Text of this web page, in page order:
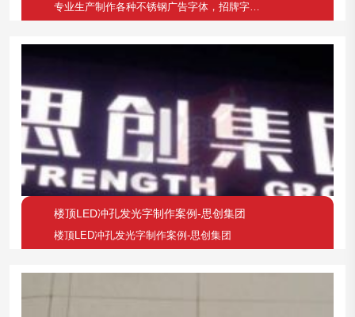
专业生产制作各种不锈钢广告字体，招牌字体，LOGO墙文化宣传墙字体，导视牌字体，亚克力发光字，吸塑发光字，树脂发光字等发光或不发光字体。欢迎来电、QQ或者到厂咨询洽谈合作！服务热线：0755-82047615
楼顶LED冲孔发光字制作案例-思创集团
楼顶LED冲孔发光字制作案例-思创集团